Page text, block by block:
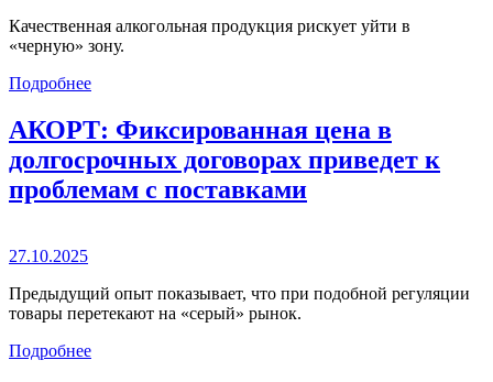
Качественная алкогольная продукция рискует уйти в
«черную» зону.
Подробнее
АКОРТ: Фиксированная цена в
долгосрочных договорах приведет к
проблемам с поставками
27.10.2025
Предыдущий опыт показывает, что при подобной регуляции
товары перетекают на «серый» рынок.
Подробнее